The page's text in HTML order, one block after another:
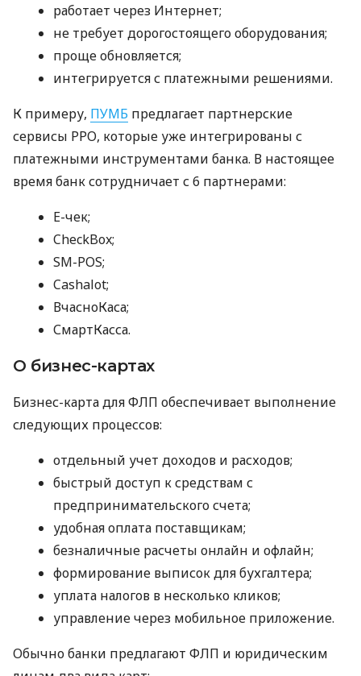
работает через Интернет;
не требует дорогостоящего оборудования;
проще обновляется;
интегрируется с платежными решениями.
К примеру, ПУМБ предлагает партнерские
сервисы РРО, которые уже интегрированы с
платежными инструментами банка. В настоящее
время банк сотрудничает с 6 партнерами:
E-чек;
CheckBox;
SM-POS;
Cashalot;
ВчасноКаса;
СмартКасса.
О бизнес-картах
Бизнес-карта для ФЛП обеспечивает выполнение
следующих процессов:
отдельный учет доходов и расходов;
быстрый доступ к средствам с
предпринимательского счета;
удобная оплата поставщикам;
безналичные расчеты онлайн и офлайн;
формирование выписок для бухгалтера;
уплата налогов в несколько кликов;
управление через мобильное приложение.
Обычно банки предлагают ФЛП и юридическим